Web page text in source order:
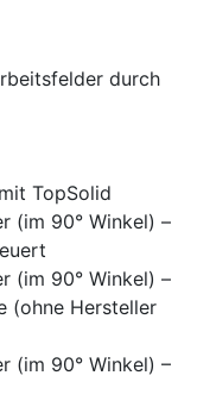
durch
TopSolid
(im 90° Winkel) –
(im 90° Winkel) –
(ohne Hersteller
(im 90° Winkel) –